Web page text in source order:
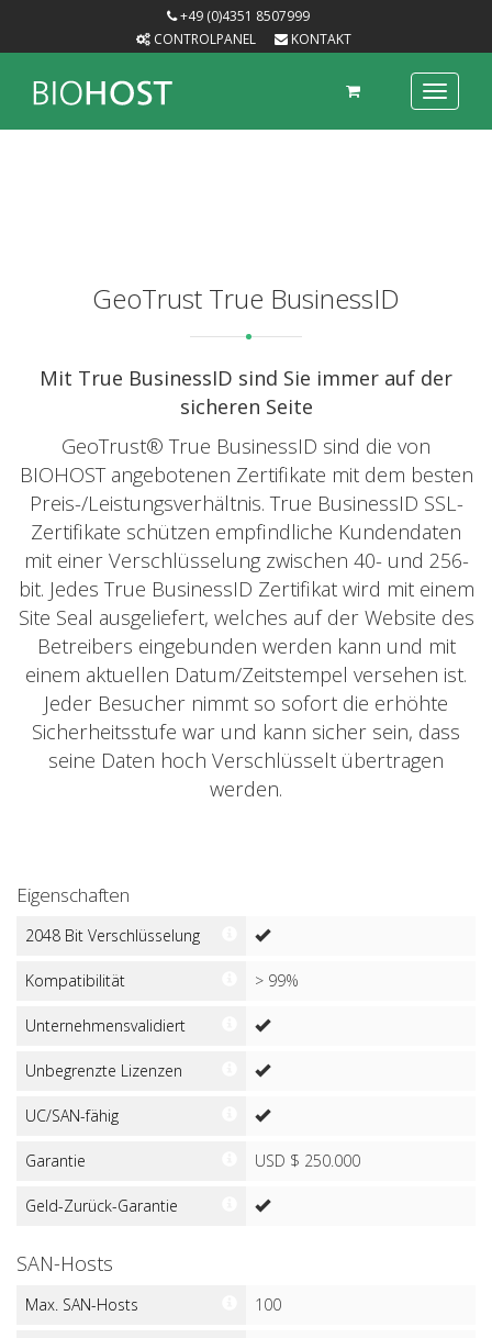
+49 (0)4351 8507999
CONTROLPANEL
KONTAKT
Toggle
GeoTrust True BusinessID
Mit True BusinessID sind Sie immer auf der
sicheren Seite
GeoTrust® True BusinessID sind die von
BIOHOST angebotenen Zertifikate mit dem besten
Preis-/Leistungsverhältnis. True BusinessID SSL-
Zertifikate schützen empfindliche Kundendaten
mit einer Verschlüsselung zwischen 40- und 256-
bit. Jedes True BusinessID Zertifikat wird mit einem
Site Seal ausgeliefert, welches auf der Website des
Betreibers eingebunden werden kann und mit
einem aktuellen Datum/Zeitstempel versehen ist.
Jeder Besucher nimmt so sofort die erhöhte
Sicherheitsstufe war und kann sicher sein, dass
seine Daten hoch Verschlüsselt übertragen
werden.
Eigenschaften
2048 Bit Verschlüsselung
Kompatibilität > 99%
Unternehmensvalidiert
Unbegrenzte Lizenzen
UC/SAN-fähig
Garantie USD $ 250.000
Geld-Zurück-Garantie
SAN-Hosts
Max. SAN-Hosts 100